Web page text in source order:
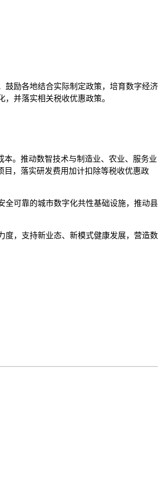
鼓励各地结合实际制定政策，培育数字经济
并落实相关税收优惠政策。
本。推动数智技术与制造业、农业、服务业
目，落实研发费用加计扣除等税收优惠政
全可靠的城市数字化共性基础设施，推动县
度，支持新业态、新模式健康发展，营造数